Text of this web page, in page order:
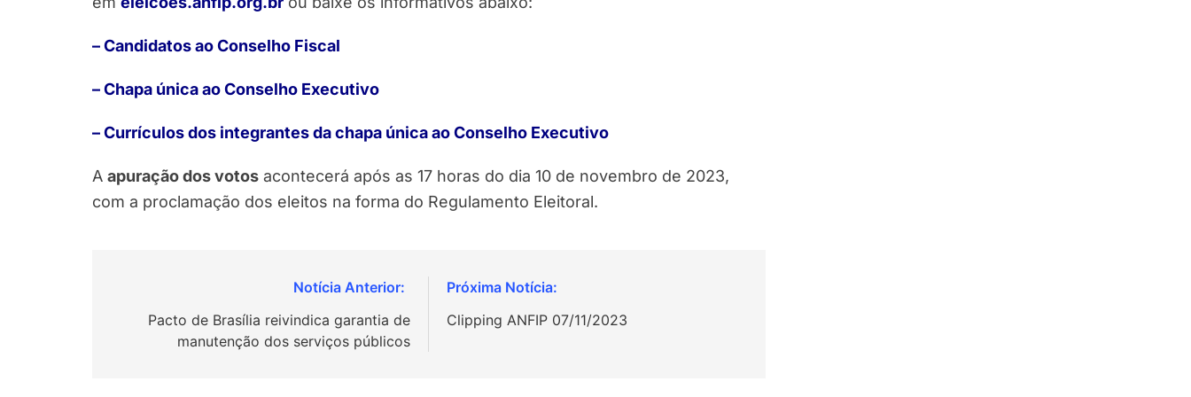
– Candidatos ao Conselho Fiscal
– Chapa única ao Conselho Executivo
– Currículos dos integrantes da chapa única ao Conselho Executivo
A apuração dos votos acontecerá após as 17 horas do dia 10 de novembro de 2023,
com a proclamação dos eleitos na forma do Regulamento Eleitoral.
Pacto de Brasília reivindica garantia de
manutenção dos serviços públicos
Clipping ANFIP 07/11/2023